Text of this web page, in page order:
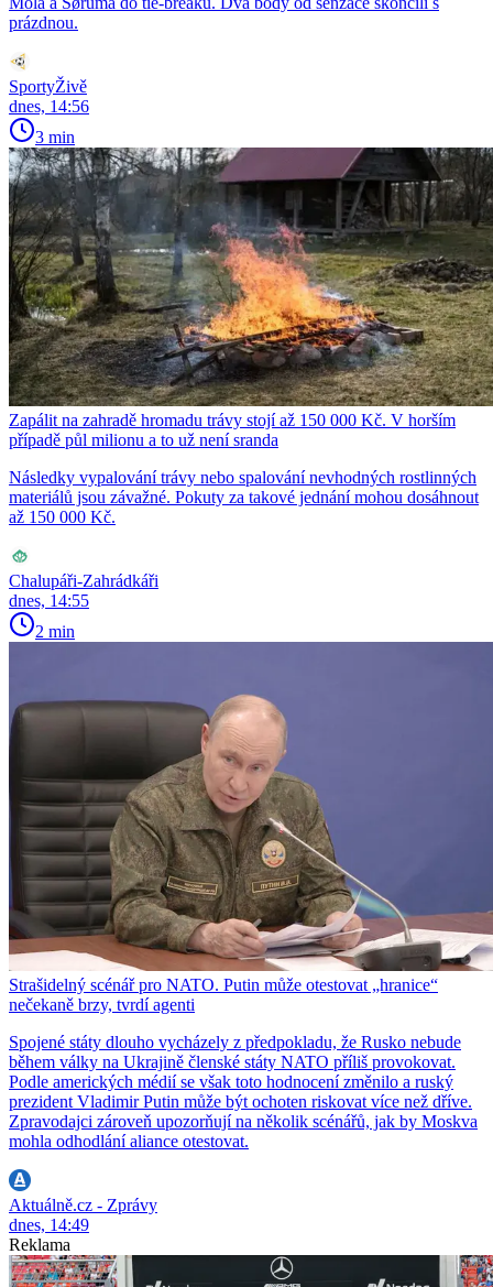
prázdnou.
SportyŽivě
dnes, 14:56
3 min
Zapálit na zahradě hromadu trávy stojí až 150 000 Kč. V horším
případě půl milionu a to už není sranda
Následky vypalování trávy nebo spalování nevhodných rostlinných
materiálů jsou závažné. Pokuty za takové jednání mohou dosáhnout
až 150 000 Kč.
Chalupáři-Zahrádkáři
dnes, 14:55
2 min
Strašidelný scénář pro NATO. Putin může otestovat „hranice“
nečekaně brzy, tvrdí agenti
Spojené státy dlouho vycházely z předpokladu, že Rusko nebude
během války na Ukrajině členské státy NATO příliš provokovat.
Podle amerických médií se však toto hodnocení změnilo a ruský
prezident Vladimir Putin může být ochoten riskovat více než dříve.
Zpravodajci zároveň upozorňují na několik scénářů, jak by Moskva
mohla odhodlání aliance otestovat.
Aktuálně.cz - Zprávy
dnes, 14:49
Reklama